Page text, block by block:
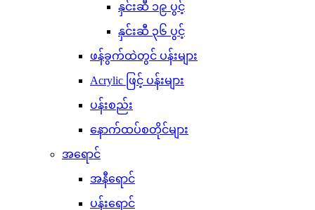
နှင်းဆီ ၁၉ ပွင့်
နှင်းဆီ ၃၆ ပွင့်
ဖန်ခွက်ထဲတွင် ပန်းများ
Acrylic ဖြင့် ပန်းများ
ပန်းစည်း
နောက်ထပ်စတိုင်များ
အရောင်
အနီရောင်
ပန်းရောင်